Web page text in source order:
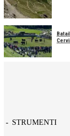
- STRUMENTI